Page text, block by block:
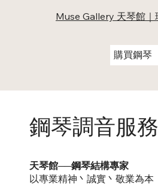
購買鋼琴
Muse Gallery 天琴館
鋼琴調音服務
天琴館──鋼琴結構專家
以專業精神丶誠實丶敬業為本